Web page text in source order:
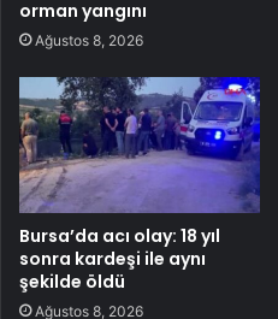
orman yangını
Ağustos 8, 2026
Bursa’da acı olay: 18 yıl
sonra kardeşi ile aynı
şekilde öldü
Ağustos 8, 2026